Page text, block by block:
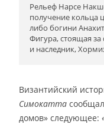
Рельеф Нарсе
получение кольца
либо богини
Фигура, стоящая за
и наследник,
Византийский
Симокатта
домов» следующее: